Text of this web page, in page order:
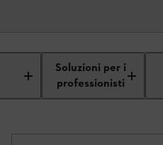
Soluzioni per i
professionisti